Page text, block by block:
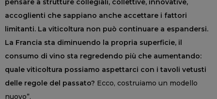
accoglienti che sappiano anche accettare i fattori
limitanti. La viticoltura non può continuare a espandersi.
La Francia sta diminuendo la propria superficie, il
consumo di vino sta regredendo più che aumentando:
quale viticoltura possiamo aspettarci con i tavoli vetusti
delle regole del passato? Ecco, costruiamo un modello
nuovo”.